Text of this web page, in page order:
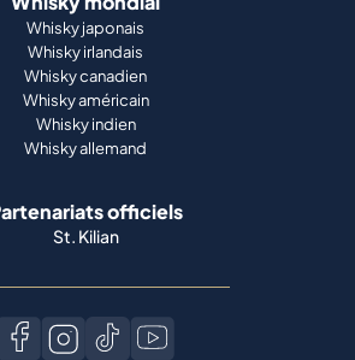
Partenariats officiels
St. Kilian
Moyens de paiement
Langue